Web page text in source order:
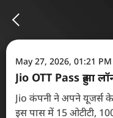
May 27, 2026, 01:21 PM
Jio OTT Pass हुआ
Jio कंपनी ने अपने यूजर्स के
इस पास में 15 ओटीटी,